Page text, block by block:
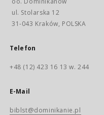
ul. Stolarska 12
31-043 Kraków, POLSKA
Telefon
+48 (12) 423 16 13 w. 244
E-Mail
biblst@dominikanie.pl